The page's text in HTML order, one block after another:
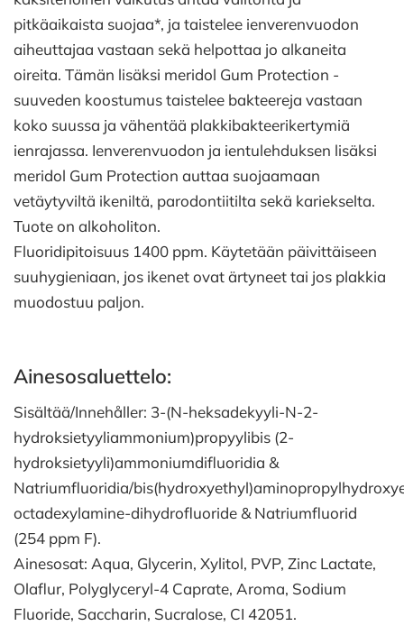
pitkäaikaista suojaa*, ja taistelee ienverenvuodon
aiheuttajaa vastaan sekä helpottaa jo alkaneita
oireita. Tämän lisäksi meridol Gum Protection -
suuveden koostumus taistelee bakteereja vastaan
koko suussa ja vähentää plakkibakteerikertymiä
ienrajassa. Ienverenvuodon ja ientulehduksen lisäksi
meridol Gum Protection auttaa suojaamaan
vetäytyviltä ikeniltä, parodontiitilta sekä kariekselta.
Tuote on alkoholiton.
Fluoridipitoisuus 1400 ppm. Käytetään päivittäiseen
suuhygieniaan, jos ikenet ovat ärtyneet tai jos plakkia
muodostuu paljon.
Ainesosaluettelo:
Sisältää/Innehåller: 3-(N-heksadekyyli-N-2-
hydroksietyyliammonium)propyylibis (2-
hydroksietyyli)ammoniumdifluoridia &
Natriumfluoridia/
octadexylamine-dihydrofluoride & Natriumfluorid
(254 ppm F).
Ainesosat: Aqua, Glycerin, Xylitol, PVP, Zinc Lactate,
Olaflur, Polyglyceryl-4 Caprate, Aroma, Sodium
Fluoride, Saccharin, Sucralose, CI 42051.